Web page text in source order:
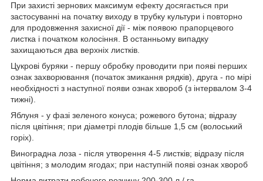
При захисті зернових максимум ефекту досягається при
застосуванні на початку виходу в трубку культури і повторно
для продовження захисної дії - між появою прапорцевого
листка і початком колосіння. В останньому випадку
захищаються два верхніх листків.
Цукрові буряки - першу обробку проводити при появі перших
ознак захворювання (початок змикання рядків), друга - по мірі
необхідності з наступної появи ознак хвороб (з інтервалом 3-4
тижні).
Яблуня - у фазі зеленого конуса; рожевого бутона; відразу
після цвітіння; при діаметрі плодів більше 1,5 см (волоський
горіх).
Виноградна лоза - після утворення 4-5 листків; відразу після
цвітіння; з молодим ягодах; при наступній появі ознак хвороб